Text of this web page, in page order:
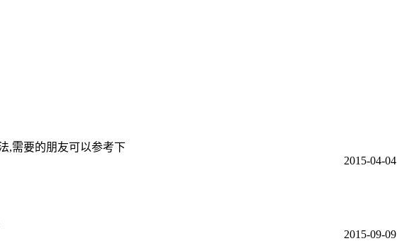
,需要的朋友可以参考下
2015-04-04
2015-09-09